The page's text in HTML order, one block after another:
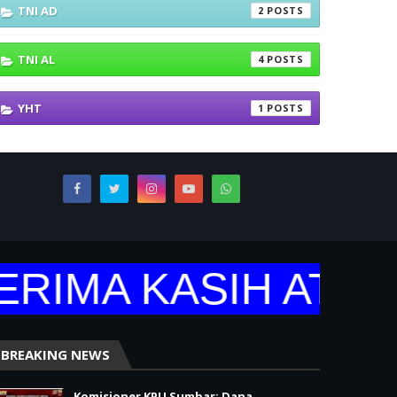
TNI AD 2
TNI AL 4
YHT 1
KASIH ATAS
BREAKING NEWS